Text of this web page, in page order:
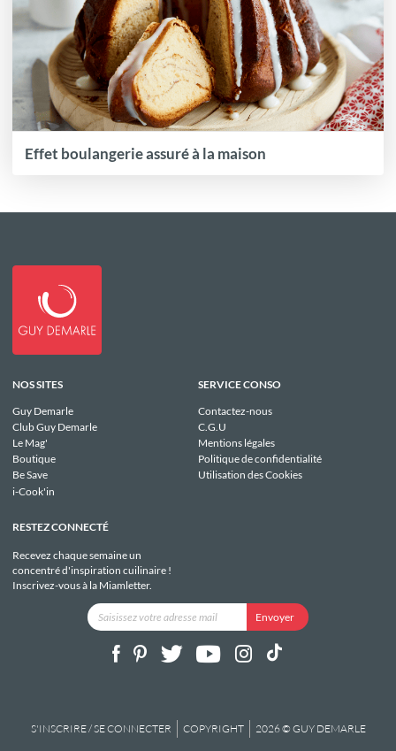
Effet boulangerie assuré à la maison
NOS SITES
Guy Demarle
Club Guy Demarle
Le Mag'
Boutique
Be Save
i-Cook'in
SERVICE CONSO
Contactez-nous
C.G.U
Mentions légales
Politique de confidentialité
Utilisation des Cookies
RESTEZ CONNECTÉ
Recevez chaque semaine un
concentré d'inspiration cuilinaire !
Inscrivez-vous à la Miamletter.
S'INSCRIRE / SE CONNECTER COPYRIGHT 2026 © GUY DEMARLE